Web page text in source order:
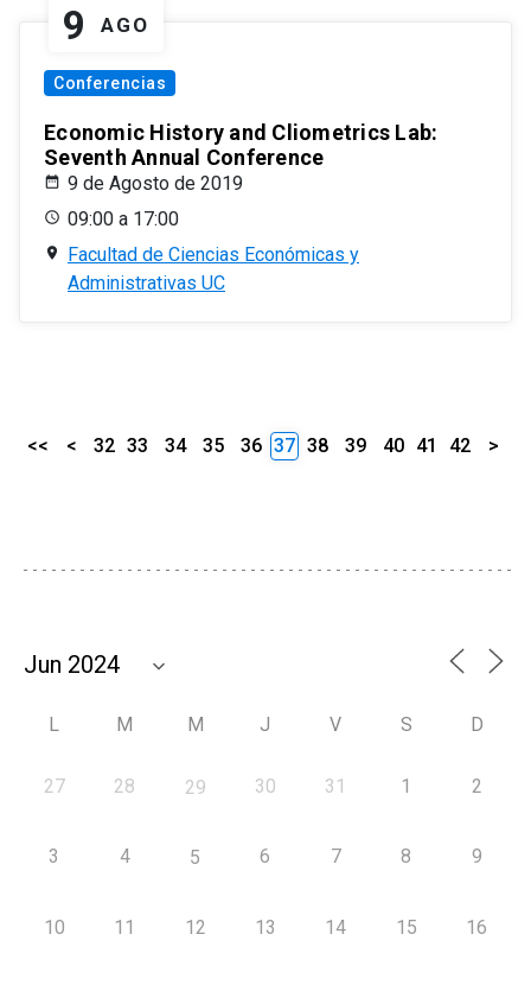
9 AGO
Conferencias
Economic History and Cliometrics Lab:
Seventh Annual Conference
9 de Agosto de 2019
09:00 a 17:00
Facultad de Ciencias Económicas y
Administrativas UC
<< < 32 33 34 35 36 37 38 39 40 41 42 >
L M M J V S D
27 28 29 30 31 1 2
3 4 5 6 7 8 9
10 11 12 13 14 15 16